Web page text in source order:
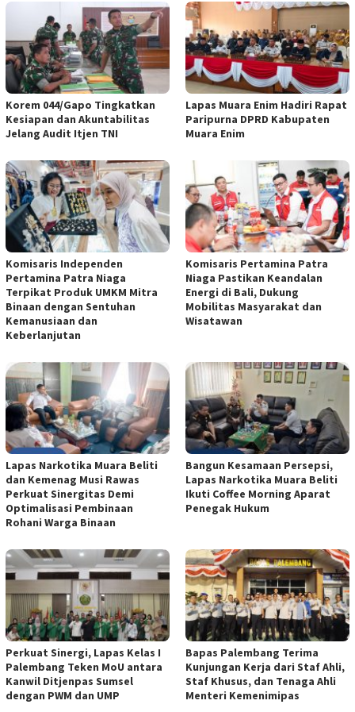
Korem 044/Gapo Tingkatkan
Kesiapan dan Akuntabilitas
Jelang Audit Itjen TNI
Lapas Muara Enim Hadiri Rapat
Paripurna DPRD Kabupaten
Muara Enim
Komisaris Independen
Pertamina Patra Niaga
Terpikat Produk UMKM Mitra
Binaan dengan Sentuhan
Kemanusiaan dan
Keberlanjutan
Komisaris Pertamina Patra
Niaga Pastikan Keandalan
Energi di Bali, Dukung
Mobilitas Masyarakat dan
Wisatawan
Lapas Narkotika Muara Beliti
dan Kemenag Musi Rawas
Perkuat Sinergitas Demi
Optimalisasi Pembinaan
Rohani Warga Binaan
Bangun Kesamaan Persepsi,
Lapas Narkotika Muara Beliti
Ikuti Coffee Morning Aparat
Penegak Hukum
Perkuat Sinergi, Lapas Kelas I
Palembang Teken MoU antara
Kanwil Ditjenpas Sumsel
dengan PWM dan UMP
Bapas Palembang Terima
Kunjungan Kerja dari Staf Ahli,
Staf Khusus, dan Tenaga Ahli
Menteri Kemenimipas